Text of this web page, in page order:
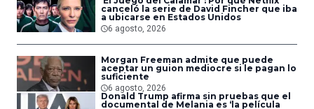
canceló la serie de David Fincher que iba
a ubicarse en Estados Unidos
6 agosto, 2026
Morgan Freeman admite que puede
aceptar un guion mediocre si le pagan lo
suficiente
6 agosto, 2026
Donald Trump afirma sin pruebas que el
documental de Melania es ‘la película